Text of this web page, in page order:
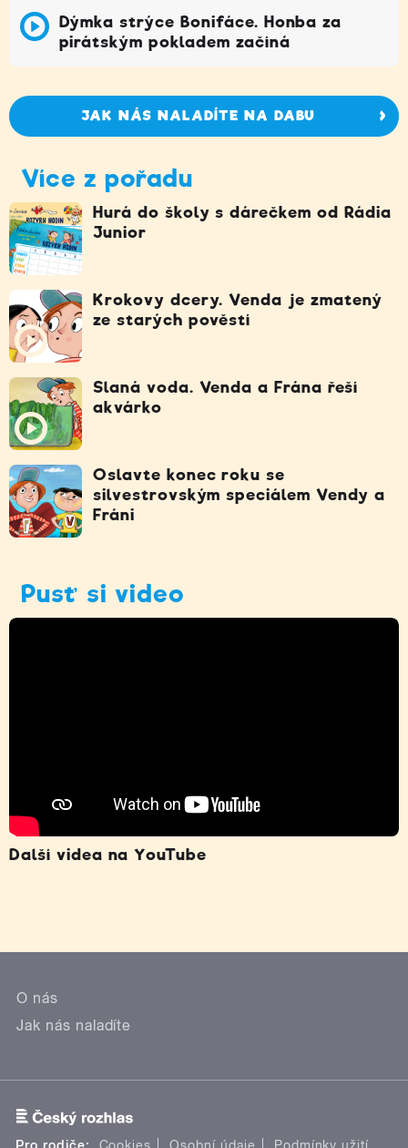
Dýmka strýce Bonifáce. Honba za
pirátským pokladem začíná
JAK NÁS NALADÍTE NA DABU
Více z pořadu
Hurá do školy s dárečkem od Rádia
Junior
Krokovy dcery. Venda je zmatený
ze starých pověstí
Slaná voda. Venda a Frána řeší
akvárko
Oslavte konec roku se
silvestrovským speciálem Vendy a
Fráni
Pusť si video
Další videa na YouTube
O nás
Jak nás naladíte